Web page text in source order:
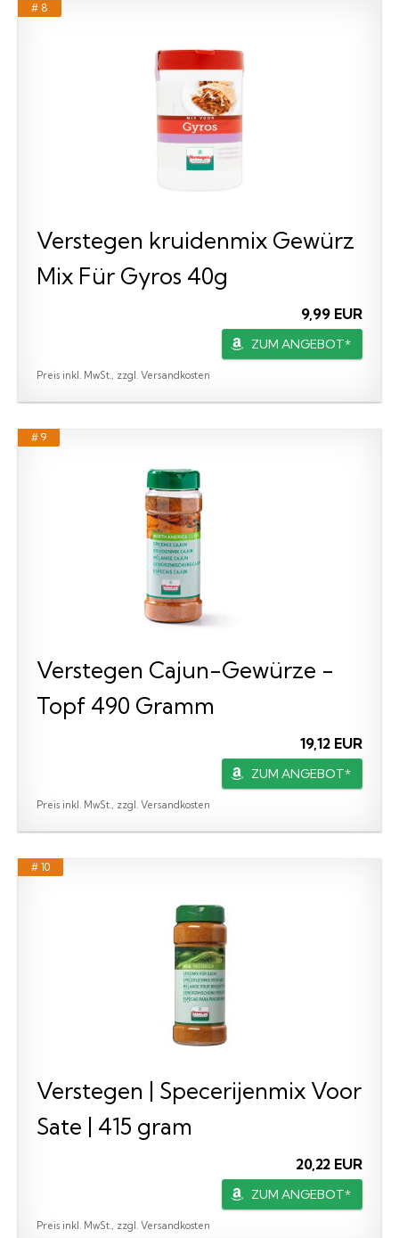
# 8
Verstegen kruidenmix Gewürz
Mix Für Gyros 40g
9,99 EUR
ZUM ANGEBOT*
Preis inkl. MwSt., zzgl. Versandkosten
# 9
Verstegen Cajun-Gewürze -
Topf 490 Gramm
19,12 EUR
ZUM ANGEBOT*
Preis inkl. MwSt., zzgl. Versandkosten
# 10
Verstegen | Specerijenmix Voor
Sate | 415 gram
20,22 EUR
ZUM ANGEBOT*
Preis inkl. MwSt., zzgl. Versandkosten